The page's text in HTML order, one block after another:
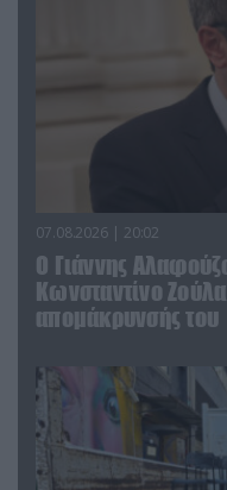
07.08.2026 | 20:02
Ο Γιάννης
Κωνσταντίνο
απομάκρυνσής του